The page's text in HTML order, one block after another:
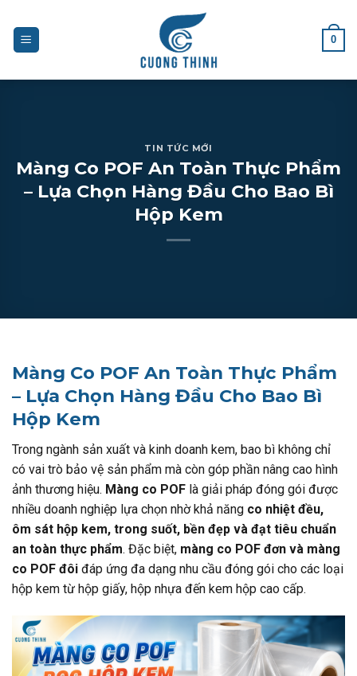
content
0
TIN TỨC MỚI
Màng Co POF An Toàn Thực Phẩm
– Lựa Chọn Hàng Đầu Cho Bao Bì
Hộp Kem
Màng Co POF An Toàn Thực Phẩm
– Lựa Chọn Hàng Đầu Cho Bao Bì
Hộp Kem
Trong ngành sản xuất và kinh doanh kem, bao bì không chỉ
có vai trò bảo vệ sản phẩm mà còn góp phần nâng cao hình
ảnh thương hiệu. Màng co POF là giải pháp đóng gói được
nhiều doanh nghiệp lựa chọn nhờ khả năng co nhiệt đều,
ôm sát hộp kem, trong suốt, bền đẹp và đạt tiêu chuẩn
an toàn thực phẩm. Đặc biệt, màng co POF đơn và màng
co POF đôi đáp ứng đa dạng nhu cầu đóng gói cho các loại
hộp kem từ hộp giấy, hộp nhựa đến kem hộp cao cấp.